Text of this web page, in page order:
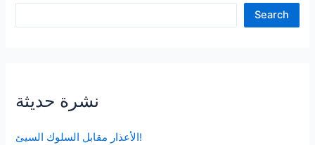
Search
نشرة حديثة
الأعذار مقابل السلوك السيئ!